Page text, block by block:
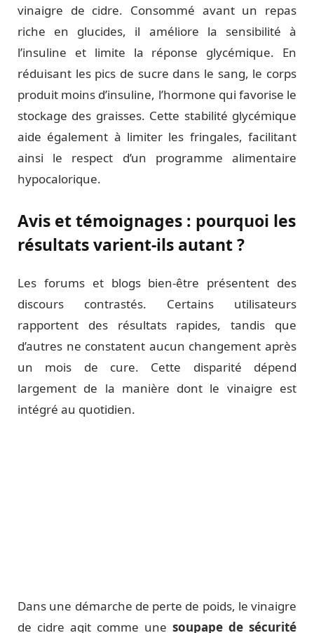
vinaigre de cidre. Consommé avant un repas
riche en glucides, il améliore la sensibilité à
l’insuline et limite la réponse glycémique. En
réduisant les pics de sucre dans le sang, le corps
produit moins d’insuline, l’hormone qui favorise le
stockage des graisses. Cette stabilité glycémique
aide également à limiter les fringales, facilitant
ainsi le respect d’un programme alimentaire
hypocalorique.
Avis et témoignages : pourquoi les
résultats varient-ils autant ?
Les forums et blogs bien-être présentent des
discours contrastés. Certains utilisateurs
rapportent des résultats rapides, tandis que
d’autres ne constatent aucun changement après
un mois de cure. Cette disparité dépend
largement de la manière dont le vinaigre est
intégré au quotidien.
Dans une démarche de perte de poids, le vinaigre
de cidre agit comme une soupape de sécurité